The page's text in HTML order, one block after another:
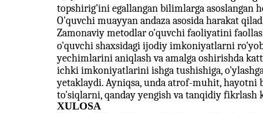
topshirig'ini egallangan bilimlarga asoslangan
O'quvchi muayyan andaza asosida harakat
Zamonaviy metodlar o'quvchi faoliyatini
o'quvchi shaxsidagi ijodiy imkoniyatlarni
yechimlarini aniqlash va amalga oshirishda
ichki imkoniyatlarini ishga tushishiga,
yetaklaydi. Ayniqsa, unda atrof-muhit,
to'siqlarni, qanday yengish va tanqidiy
XULOSA